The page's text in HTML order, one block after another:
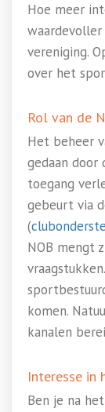
Hoe meer
vereniging.
over het
Rol van de
Het beheer
gedaan door
toegang
gebeurt via
(
NOB mengt
komen.
kanalen
Interesse in
Ben je na